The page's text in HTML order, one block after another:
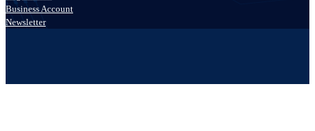
Business Account
Newsletter